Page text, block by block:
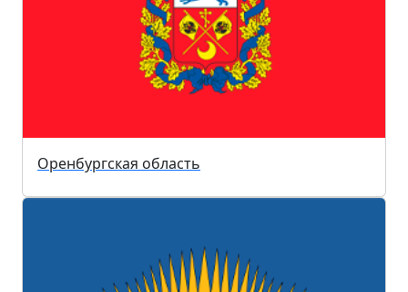
Оренбургская область